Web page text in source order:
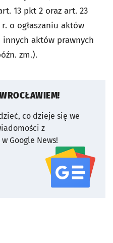
13 pkt 2 oraz art. 23
o ogłaszaniu aktów
aktów prawnych
zm.).
co dzieje się we
z
Google News!
serwisu